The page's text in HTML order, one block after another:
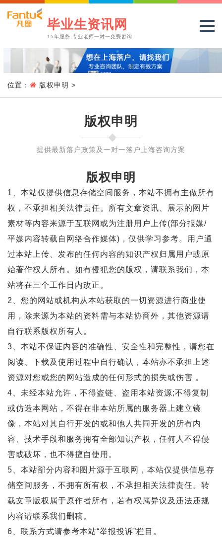
毕业生资讯网
15年服务,专业老师一对一免费咨询
位置： 版权申明 >
版权申明
提供最新落户政策及一对一落户上海咨询方案
版权申明
1、本站仅提供信息存储空间服务，本站不拥有主做所有
权，不承担相关法律责任。所有文章资讯、展示的图片
素材等内容来源于互联网或为注册用户上传(部分报媒/
平媒内容转载自网络合作媒体)，仅供学习参考。用户通
过本站上传、发布的任何内容的知识产权归属用户或原
始著作权人所有。如有侵犯您的版权，请联系我们，本
站将在三个工作日内改正。
2、您的网站或机构从本站获取的一切资源进行商业使
用，除来源为本站的资料需与本站协商外，其他资源请
自行联系版权所有人。
3、本站不保证内容的准确性、安全性和完整性，请您在
阅读、下载及使用过程中自行确认，本站亦不承担上述
资源对您或您的网站造成的任何形式的损失或伤害 。
4、未经本站允许，不得盗链、盗用本站资源;不得复制
或仿造本网站，不得在非本站所属的服务器上建立镜
像，本站对其自行开发的或和他人共同开发的所有内
容、技术手段和服务拥有全部知识产权，任何人不得侵
害或破坏，也不得擅自使用。
5、本站部分内容和图片源于互联网，本站仅提供信息存
储空间服务，不拥有所有权，不承担相关法律责任。转
载文章版权属于原作者所有，若有权属异议及违法违规
内容请联系我们删稿。
6、联系方式请参考本站“举报投诉”栏目。